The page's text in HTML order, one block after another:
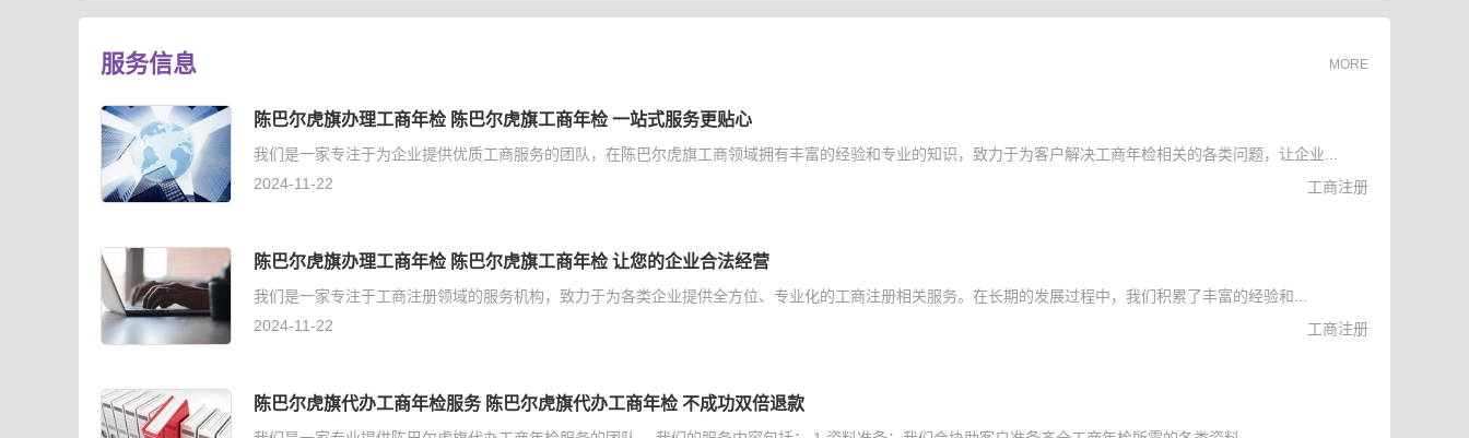
服务信息 MORE
陈巴尔虎旗办理工商年检 陈巴尔虎旗工商年检 一站式服务更贴心
我们是一家专注于为企业提供优质工商服务的团队，在陈巴尔虎旗工商领域拥有丰富的经验和专业的知识，致力于为客户解决工商年检相关的各类问题，让企业...
2024-11-22
工商注册
陈巴尔虎旗办理工商年检 陈巴尔虎旗工商年检 让您的企业合法经营
我们是一家专注于工商注册领域的服务机构，致力于为各类企业提供全方位、专业化的工商注册相关服务。在长期的发展过程中，我们积累了丰富的经验和...
2024-11-22
工商注册
陈巴尔虎旗代办工商年检服务 陈巴尔虎旗代办工商年检 不成功双倍退款